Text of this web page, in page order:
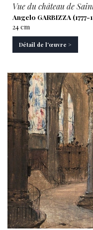
Vue du château de
Angelo GARBIZZA (1777-
24 cm
Détail de l'œuvre >